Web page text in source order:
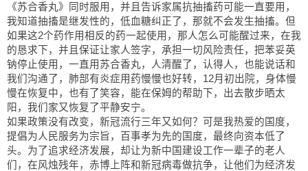
《苏合香丸》同时服用，并且告诉家属抗抽搐药可能一直要用，
我知道抽搐是继发性的，低血糖纠正了，那就不会发生抽搐。但
如果这2个药作用相反的药一起使用，那人怎么可能醒过来，在我
的恳求下，并且保证让家人签字，承担一切风险责任，把苯妥英
钠停止使用，一直用苏合香丸，人清醒了，认得人，也能说话和
我们沟通了，肺部有炎症用药慢慢也好转，12月初出院，身体慢
慢在恢复中，也有了笑容，能在保姆的帮助下，出去散步晒太
阳，我们家又恢复了平静安宁。
如果政策没有改变，新冠流行三年又如何？可是我热爱的国度，
提倡为人民服务为宗旨，百事孝为先的国度，最终向资本低了
头。为了追求经济发展，却让为新中国建设工作一辈子的老人
们，在风烛残年，赤博上阵和新冠病毒做抗争，让他们为经济发